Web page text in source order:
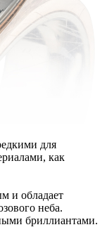
для
как
и обладает
неба.
бриллиантами.